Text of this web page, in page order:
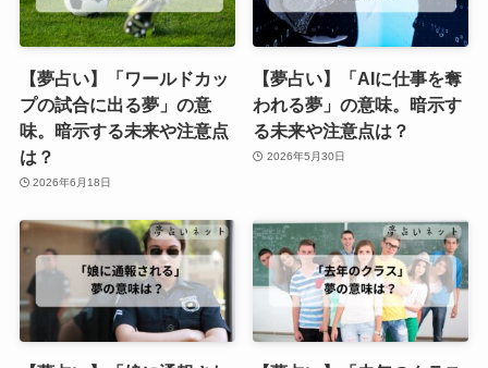
【夢占い】「ワールドカッ
プの試合に出る夢」の意
味。暗示する未来や注意点
は？
2026年6月18日
【夢占い】「AIに仕事を奪
われる夢」の意味。暗示す
る未来や注意点は？
2026年5月30日